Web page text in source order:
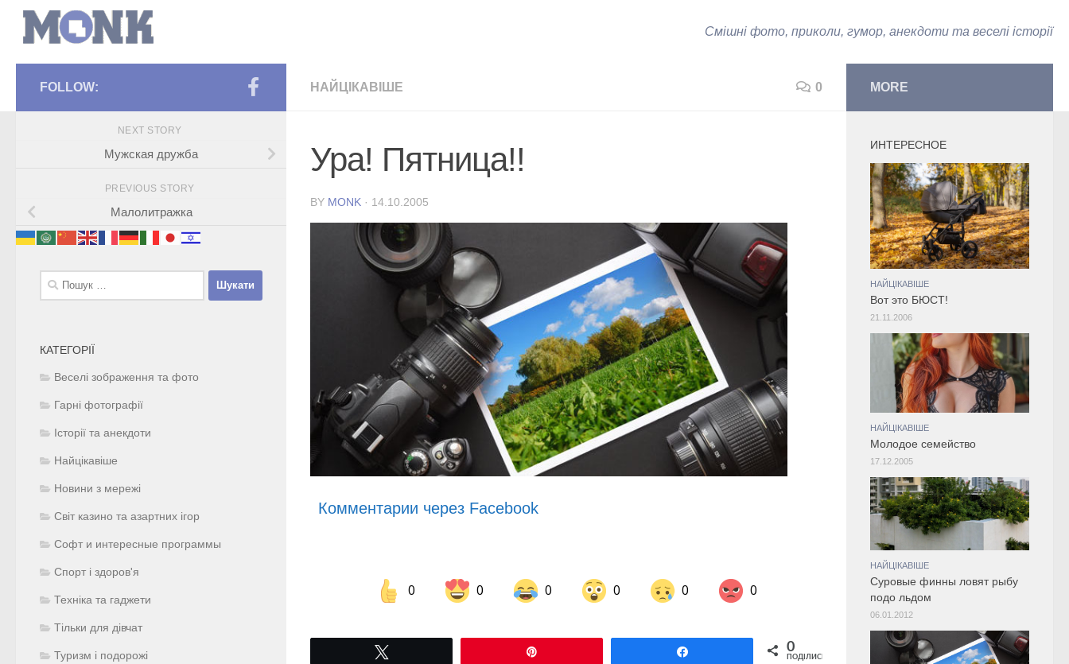
Смішні фото, приколи, гумор, анекдоти та веселі історії
НАЙЦІКАВІШЕ 0
Ура! Пятница!!
BY MONK · 14.10.2005
Комментарии через Facebook
0 0 0 0 0 0
Share on Facebook Share on LinkedIn Share on Twitter 0
ПОДІЛИСЬ
FOLLOW:
NEXT STORY
Мужская дружба
PREVIOUS STORY
Малолитражка
Пошук:
КАТЕГОРІЇ
Веселі зображення та фото
Гарні фотографії
Історії та анекдоти
Найцікавіше
Новини з мережі
Світ казино та азартних ігор
Софт и интересные программы
Спорт і здоров'я
Техніка та гаджети
Тільки для дівчат
Туризм і подорожі
MORE
ИНТЕРЕСНОЕ
НАЙЦІКАВІШЕ
Вот это БЮСТ!
21.11.2006
НАЙЦІКАВІШЕ
Молодое семейство
17.12.2005
НАЙЦІКАВІШЕ
Суровые финны ловят рыбу
подо льдом
06.01.2012